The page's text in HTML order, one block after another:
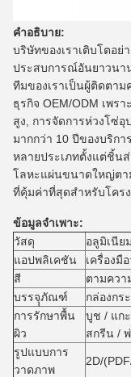
คำอธิบาย:
บริษัทของเราเติบโตอย่
ประสบการณ์อันยาวนา
ทีมของเราเป็นผู้ติดตา
ธุรกิจ OEM/ODM เพร
สูง, การจัดการห่วงโซ่
มากกว่า 10 ปีของบริก
หลายประเภทตั้งแต่ชิ้น
โลหะแผ่นขนาดใหญ่ตา
ที่คุ้มค่าที่สุดสำหรับโคร
ข้อมูลจำเพาะ:
วัสดุ
อลูมิเนียม
แอปพลิเคชัน
เครื่องมื
สี
ตามควา
บรรจุุภัณฑ์
กล่องกร
การรักษาพื้น
ผิว
บูช / แก
สกรีน /
รูปแบบการ
วาดภาพ
2D/